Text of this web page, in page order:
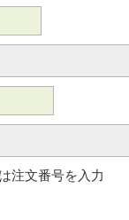
注文番号を入力